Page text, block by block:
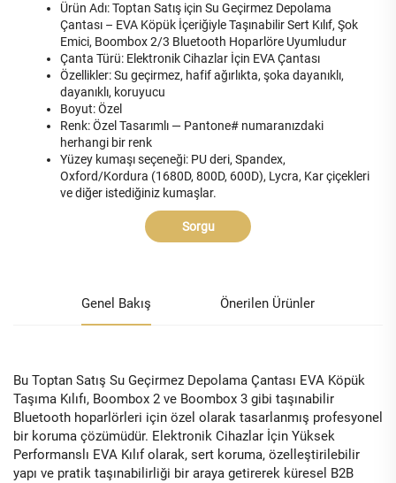
Ürün Adı: Toptan Satış için Su Geçirmez Depolama
Çantası – EVA Köpük İçeriğiyle Taşınabilir Sert Kılıf, Şok
Emici, Boombox 2/3 Bluetooth Hoparlöre Uyumludur
Çanta Türü: Elektronik Cihazlar İçin EVA Çantası
Özellikler: Su geçirmez, hafif ağırlıkta, şoka dayanıklı,
dayanıklı, koruyucu
Boyut: Özel
Renk: Özel Tasarımlı — Pantone# numaranızdaki
herhangi bir renk
Yüzey kumaşı seçeneği: PU deri, Spandex,
Oxford/Kordura (1680D, 800D, 600D), Lycra, Kar çiçekleri
ve diğer istediğiniz kumaşlar.
Sorgu
Genel Bakış Önerilen Ürünler
Bu Toptan Satış Su Geçirmez Depolama Çantası EVA Köpük
Taşıma Kılıfı, Boombox 2 ve Boombox 3 gibi taşınabilir
Bluetooth hoparlörleri için özel olarak tasarlanmış profesyonel
bir koruma çözümüdür. Elektronik Cihazlar İçin Yüksek
Performanslı EVA Kılıf olarak, sert koruma, özelleştirilebilir
yapı ve pratik taşınabilirliği bir araya getirerek küresel B2B